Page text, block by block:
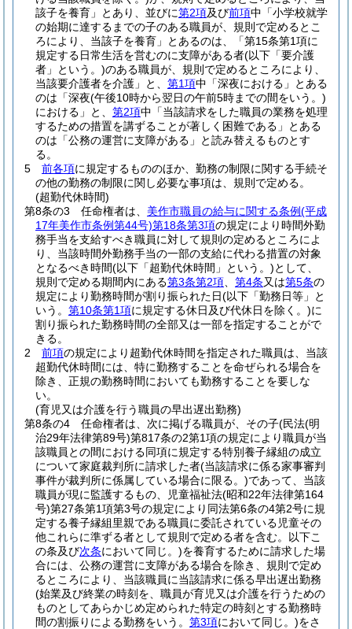
該子を養育」とあり、並びに第2項及び前項中「小学校就学
の始期に達するまでの子のある職員が、規則で定めるとこ
ろにより、当該子を養育」とあるのは、「第15条第1項に
規定する日常生活を営むのに支障がある者(以下「要介護
者」という。)のある職員が、規則で定めるところにより、
当該要介護者を介護」と、 第1項中「深夜における」とある
のは「深夜(午後10時から翌日の午前5時までの間をいう。)
における」と、 第2項中「当該請求をした職員の業務を処理
するための措置を講ずることが著しく困難である」とある
のは「公務の運営に支障がある」と読み替えるものとす
る。
5
前各項に規定するもののほか、勤務の制限に関する手続そ
の他の勤務の制限に関し必要な事項は、規則で定める。
(超勤代休時間)
第8条の3
任命権者は、 美作市職員の給与に関する条例(平成
17年美作市条例第44号)第18条第3項の規定により時間外勤
務手当を支給すべき職員に対して規則の定めるところによ
り、当該時間外勤務手当の一部の支給に代わる措置の対象
となるべき時間(以下「超勤代休時間」という。)として、
規則で定める期間内にある第3条第2項 第4条又は第5条の
規定により勤務時間が割り振られた日(以下「勤務日等」と
いう。 第10条第1項に規定する休日及び代休日を除く。)に
割り振られた勤務時間の全部又は一部を指定することがで
きる。
2
前項の規定により超勤代休時間を指定された職員は、当該
超勤代休時間には、特に勤務することを命ぜられる場合を
除き、正規の勤務時間においても勤務することを要しな
い。
(育児又は介護を行う職員の早出遅出勤務)
第8条の4
任命権者は、次に掲げる職員が、その子(民法(明
治29年法律第89号)第817条の2第1項の規定により職員が当
該職員との間における同項に規定する特別養子縁組の成立
について家庭裁判所に請求した者(当該請求に係る家事審判
事件が裁判所に係属している場合に限る。)であって、当該
職員が現に監護するもの、児童福祉法(昭和22年法律第164
号)第27条第1項第3号の規定により同法第6条の4第2号に規
定する養子縁組里親である職員に委託されている児童その
他これらに準ずる者として規則で定める者を含む。以下こ
の条及び次条において同じ。)を養育するために請求した場
合には、公務の運営に支障がある場合を除き、規則で定め
るところにより、当該職員に当該請求に係る早出遅出勤務
(始業及び終業の時刻を、職員が育児又は介護を行うための
ものとしてあらかじめ定められた特定の時刻とする勤務時
間の割振りによる勤務をいう。 第3項において同じ。)をさ